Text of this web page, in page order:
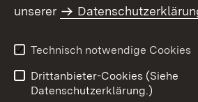
Benutzungshinweise
unserer
Technisch notwendige Cookies
Drittanbieter-Cookies (Siehe
Datenschutzerklärung.)